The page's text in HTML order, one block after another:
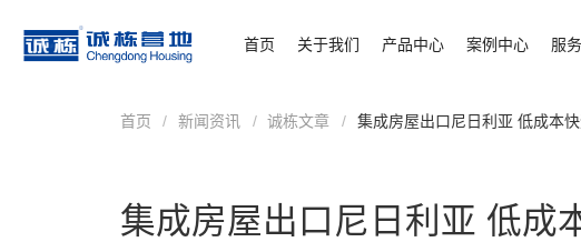
首页 关于我们 产品中心 案例中心 服
首页 / 新闻资讯 / 诚栋文章 / 集成房屋出口尼日利亚 低成本
集成房屋出口尼日利亚 低成